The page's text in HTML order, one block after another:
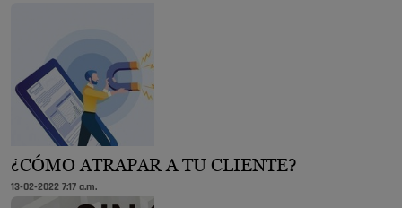
¿CÓMO ATRAPAR A TU CLIENTE?
13-02-2022 7:17 a.m.